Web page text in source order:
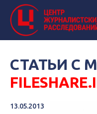
СТАТЬИ С
13.05.2013